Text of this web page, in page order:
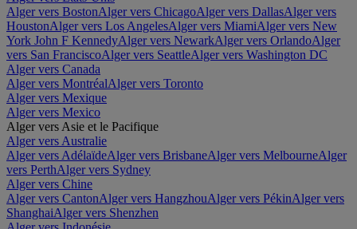
Alger vers BostonAlger vers ChicagoAlger vers DallasAlger vers
HoustonAlger vers Los AngelesAlger vers MiamiAlger vers New
York John F KennedyAlger vers NewarkAlger vers OrlandoAlger
vers San FranciscoAlger vers SeattleAlger vers Washington DC
Alger vers Canada
Alger vers MontréalAlger vers Toronto
Alger vers Mexique
Alger vers Mexico
Alger vers Asie et le Pacifique
Alger vers Australie
Alger vers AdélaïdeAlger vers BrisbaneAlger vers MelbourneAlger
vers PerthAlger vers Sydney
Alger vers Chine
Alger vers CantonAlger vers HangzhouAlger vers PékinAlger vers
ShanghaiAlger vers Shenzhen